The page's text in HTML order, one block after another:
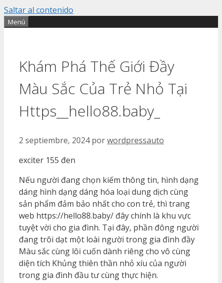
Saltar al contenido
Menú
Khám Phá Thế Giới Đầy
Màu Sắc Của Trẻ Nhỏ Tại
Https__hello88.baby_
2 septiembre, 2024 porwordpressauto
exciter 155 đen
Nếu người đang chọn kiếm thông tin, hình dạng
dáng hình dạng dáng hóa loại dung dịch cùng
sản phẩm đảm bảo nhất cho con trẻ, thì trang
web https://hello88.baby/ đây chính là khu vực
tuyệt vời cho gia đình. Tại đây, phần đông người
đang trôi dạt một loài người trong gia đình đầy
Màu sắc cùng lôi cuốn dành riêng cho vô cùng
diện tích Khủng thiên thần nhỏ xíu của người
trong gia đình đầu tư cùng thực hiện.